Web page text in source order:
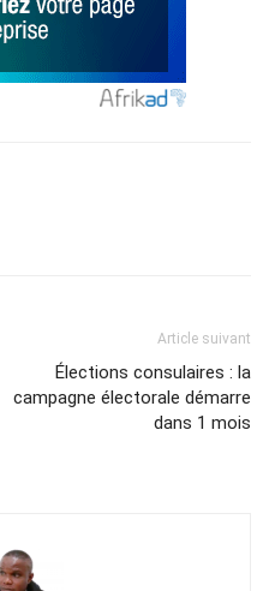
Article suivant
Élections consulaires : la
campagne électorale démarre
dans 1 mois